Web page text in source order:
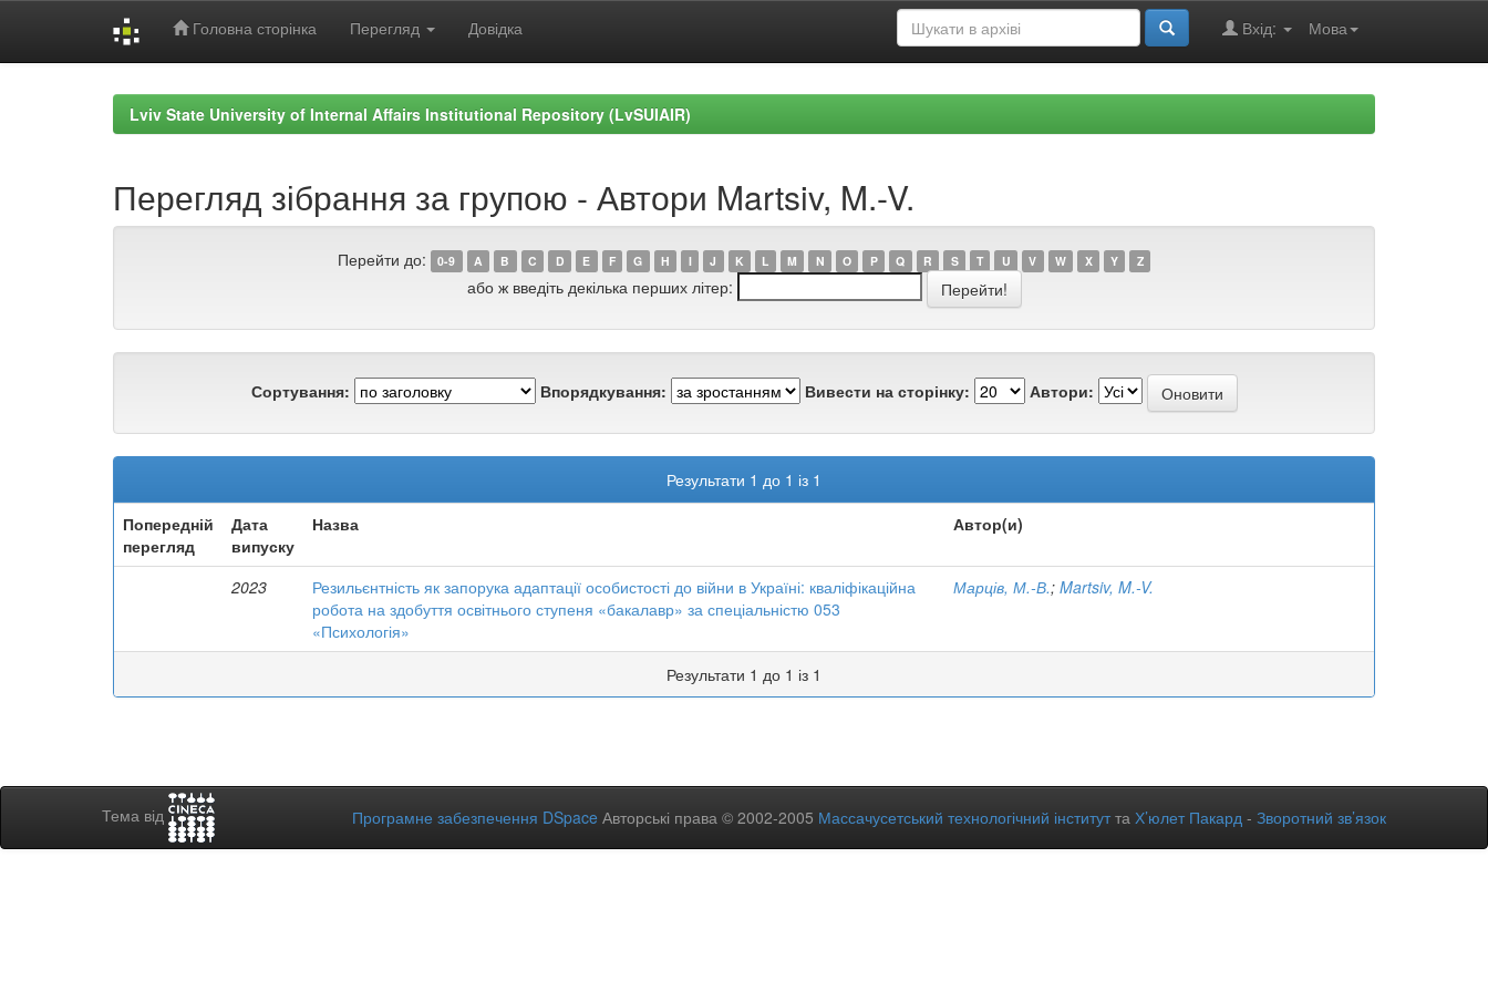
Головна сторінка Перегляд Довідка Мова
Вхід:
Lviv State University of Internal Affairs Institutional Repository (LvSUIAIR)
Перегляд зібрання за групою - Автори Martsiv, M.-V.
Перейти до: 0-9 A B C D E F G H I J K L M N O P Q R S T U V W X Y Z
або ж введіть декілька перших літер:
Сортування: Впорядкування: Вивести на сторінку: Автори:
Результати 1 до 1 із 1
Попередній
перегляд
Дата
випуску
Назва Автор(и)
2023
Резильєнтність як запорука адаптації особистості до війни в Україні: кваліфікаційна
робота на здобуття освітнього ступеня «бакалавр» за спеціальністю 053
«Психологія»
Марців, М.-В.; Martsiv, M.-V.
Результати 1 до 1 із 1
Тема від Програмне забезпечення DSpace Авторські права © 2002-2005 Массачусетський технологічний інститутта Х’юлет Пакард - Зворотний зв’язок